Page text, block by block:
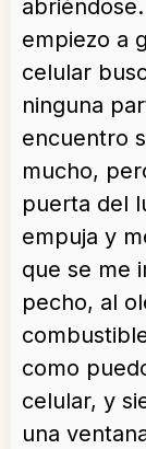
empiezo a
celular
ninguna
encuentro
mucho,
puerta del
empuja y
que se me
pecho, al
como
celular, y
una